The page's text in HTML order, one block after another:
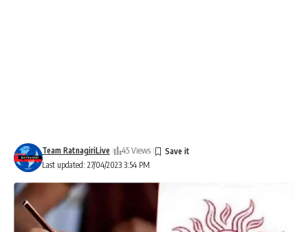
Last updated: 27/04/2023 3:54 PM
Team RatnagiriLive 45 Views